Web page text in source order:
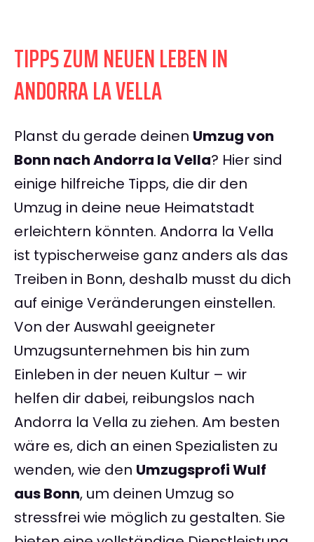
TIPPS ZUM NEUEN LEBEN IN
ANDORRA LA VELLA
Planst du gerade deinen Umzug von
Bonn nach Andorra la Vella? Hier sind
einige hilfreiche Tipps, die dir den
Umzug in deine neue Heimatstadt
erleichtern könnten. Andorra la Vella
ist typischerweise ganz anders als das
Treiben in Bonn, deshalb musst du dich
auf einige Veränderungen einstellen.
Von der Auswahl geeigneter
Umzugsunternehmen bis hin zum
Einleben in der neuen Kultur – wir
helfen dir dabei, reibungslos nach
Andorra la Vella zu ziehen. Am besten
wäre es, dich an einen Spezialisten zu
wenden, wie den Umzugsprofi Wulf
aus Bonn, um deinen Umzug so
stressfrei wie möglich zu gestalten. Sie